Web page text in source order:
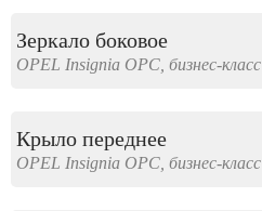
Зеркало боковое
OPEL Insignia OPC, бизнес-класс
Крыло переднее
OPEL Insignia OPC, бизнес-класс